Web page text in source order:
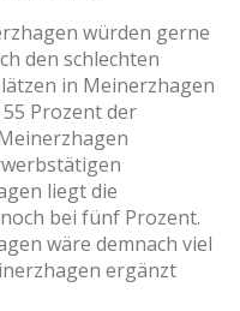
würden gerne
den schlechten
in Meinerzhagen
Prozent der
liegt die
bei fünf Prozent.
wäre demnach viel
ergänzt